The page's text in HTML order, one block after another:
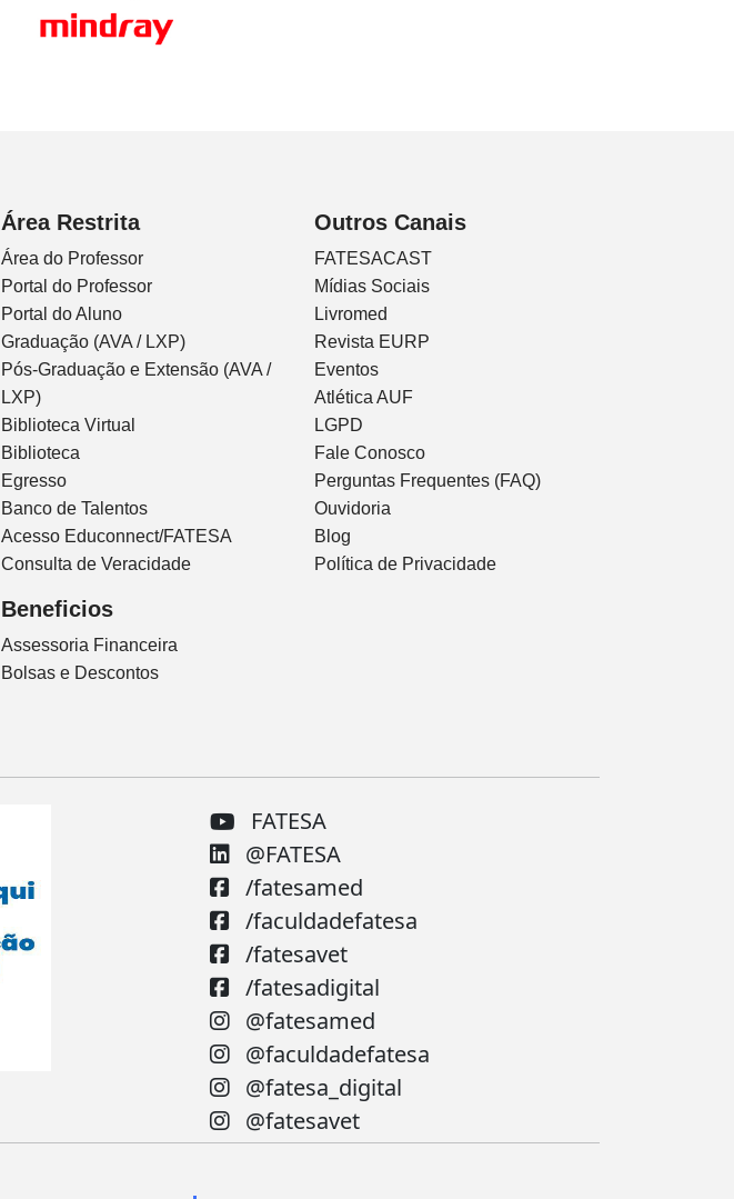
Área Restrita
Área do Professor
Portal do Professor
Portal do Aluno
Graduação (AVA / LXP)
Pós-Graduação e Extensão (AVA /
LXP)
Biblioteca Virtual
Biblioteca
Egresso
Banco de Talentos
Acesso Educonnect/FATESA
Consulta de Veracidade
Beneficios
Assessoria Financeira
Bolsas e Descontos
Outros Canais
FATESACAST
Mídias Sociais
Livromed
Revista EURP
Eventos
Atlética AUF
LGPD
Fale Conosco
Perguntas Frequentes (FAQ)
Ouvidoria
Blog
Política de Privacidade
FATESA
@FATESA
/fatesamed
/faculdadefatesa
/fatesavet
/fatesadigital
@fatesamed
@faculdadefatesa
@fatesa_digital
@fatesavet